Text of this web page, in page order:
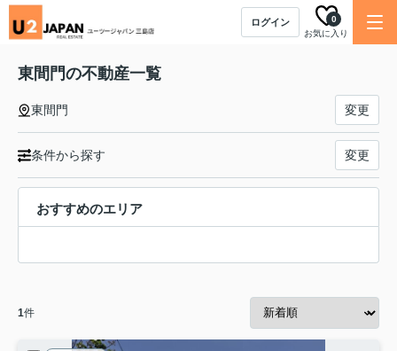
ログイン
お気に入り
0
東間門の不動産一覧
東間門 変更
条件から探す 変更
おすすめのエリア
1件